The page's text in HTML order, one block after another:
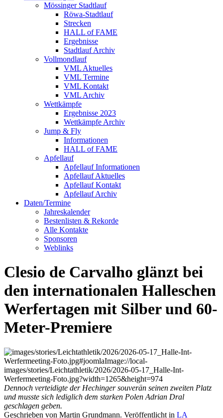
Mössinger Stadtlauf
Röwa-Stadtlauf
Strecken
HALL of FAME
Ergebnisse
Stadtlauf Archiv
Vollmondlauf
VML Aktuelles
VML Termine
VML Kontakt
VML Archiv
Wettkämpfe
Ergebnisse 2023
Wettkämpfe Archiv
Jump & Fly
Informationen
HALL of FAME
Apfellauf
Apfellauf Informationen
Apfellauf Aktuelles
Apfellauf Kontakt
Apfellauf Archiv
Daten/Termine
Jahreskalender
Bestenlisten & Rekorde
Alle Kontakte
Sponsoren
Weblinks
Clesio de Carvalho glänzt bei
den internationalen Halleschen
Werfertagen mit Silber und 60-
Meter-Premiere
Dennoch verteidigte der Hechinger souverän seinen zweiten Platz
und musste sich lediglich dem starken Polen Adrian Dral
geschlagen geben.
Geschrieben von Martin Grundmann. Veröffentlicht in LA